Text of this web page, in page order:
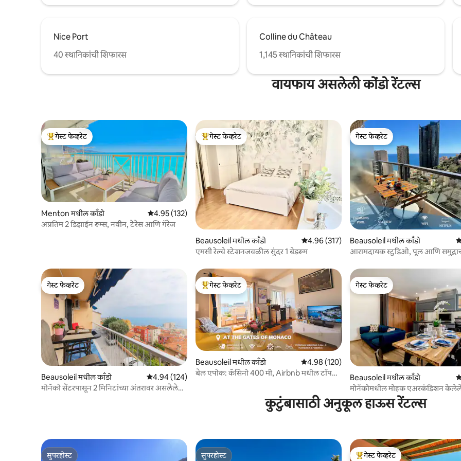
Nice Port
40 स्थानिकांची शिफारस
Colline du Château
1,145 स्थानिकांची शिफारस
वायफाय असलेली कोंडो रेंटल्स
टॉप गेस्ट फेव्हरेट
गेस्ट फेव्हरेट
Menton मधील काँडो 5 पैकी 4.95 सरासरी रेटिंग, 132 रिव्ह्यूज
4.95 (132)
अप्रतिम 2 डिझाईन रूम्स, नवीन, टेरेस आणि गॅरेज
टॉप गेस्ट फेव्हरेट
गेस्ट फेव्हरेट
Beausoleil मधील काँडो 5 पैकी 4.96 सरासरी रेटिंग, 317 रिव्ह्यूज
4.96 (317)
एमसी रेल्वे स्टेशनजवळील सुंदर 1 बेडरूम
गेस्ट फेव्हरेट
गेस्ट फेव्हरेट
Beausoleil मधील काँडो 5
आरामदायक स्टुडिओ, पूल आणि
गेस्ट फेव्हरेट
गेस्ट फेव्हरेट
Beausoleil मधील काँडो 5 पैकी 4.94 सरासरी रेटिंग, 124 रिव्ह्यूज
4.94 (124)
मोनॅको सेंटरपासून 2 मिनिटांच्या अंतरावर असलेले
टॉप गेस्ट फेव्हरेट
गेस्ट फेव्हरेट
Beausoleil मधील काँडो 5 पैकी 4.98 सरासरी रेटिंग, 120 रिव्ह्यूज
4.98 (120)
बेल एपोक: कॅसिनो 400 मी, Airbnb मधील टॉप
गेस्ट फेव्हरेट
गेस्ट फेव्हरेट
Beausoleil मधील काँडो
मोनॅकोमधील मोहक एअरकंडिशन
अपार्टमेंट
कुटुंबासाठी अनुकूल हाऊस रेंटल्स
सुपरहोस्ट सुपरहोस्ट गेस्ट फेव्हरेट